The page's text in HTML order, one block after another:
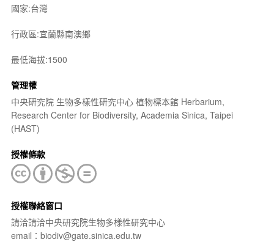
國家:台灣
行政區:宜蘭縣南澳鄉
最低海拔:1500
管理權
中央研究院 生物多樣性研究中心 植物標本館 Herbarium,
Research Center for Biodiversity, Academia Sinica, Taipei
(HAST)
授權條款
授權聯絡窗口
請洽請洽中央研究院生物多樣性研究中心
email：biodiv@gate.sinica.edu.tw